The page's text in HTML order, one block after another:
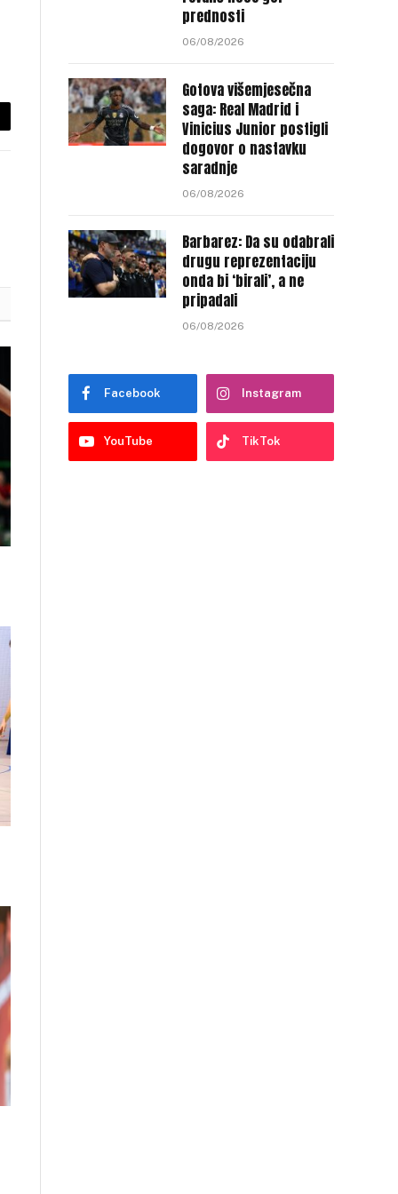
prednosti
06/08/2026
Gotova višemjesečna
saga: Real Madrid i
Vinicius Junior postigli
dogovor o nastavku
saradnje
06/08/2026
Barbarez: Da su odabrali
drugu reprezentaciju
onda bi ‘birali’, a ne
pripadali
06/08/2026
Facebook Instagram
YouTube TikTok